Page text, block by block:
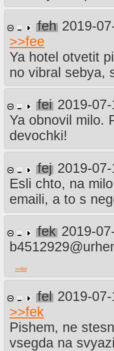
feh 2019-
>>fee
Ya hotel otvetit
no vibral sebya,
fei 2019-
Ya obnovil milo.
devochki!
fej 2019-
Esli chto, na
emaili, a to s
fek 2019-
>>fel
fel 2019-
>>fek
Pishem, ne
vsegda na